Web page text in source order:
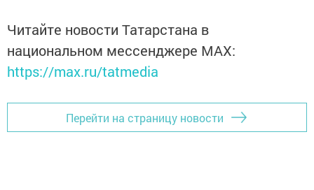
Читайте новости Татарстана в
национальном мессенджере MАХ:
https://max.ru/tatmedia
Перейти на страницу новости